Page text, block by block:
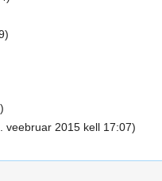
veebruar 2015 kell 17:07)